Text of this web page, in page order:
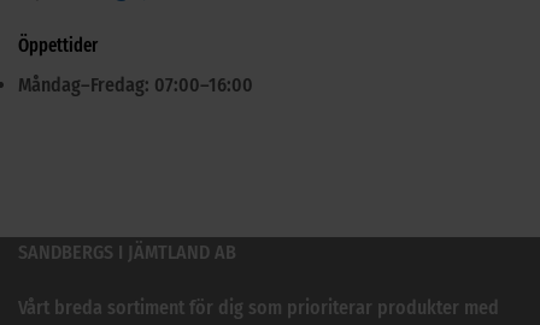
Öppettider
Måndag–Fredag: 07:00–16:00
SANDBERGS I JÄMTLAND AB
Vårt breda sortiment för dig som prioriterar produkter med